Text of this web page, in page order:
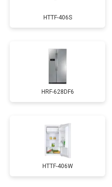
HTTF-406S
HRF-628DF6
HTTF-406W